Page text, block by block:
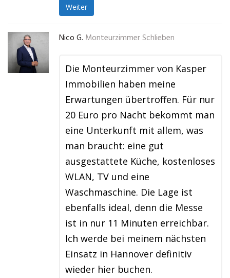
Weiter
Nico G. Monteurzimmer Schlieben
Die Monteurzimmer von Kasper
Immobilien haben meine
Erwartungen übertroffen. Für nur
20 Euro pro Nacht bekommt man
eine Unterkunft mit allem, was
man braucht: eine gut
ausgestattete Küche, kostenloses
WLAN, TV und eine
Waschmaschine. Die Lage ist
ebenfalls ideal, denn die Messe
ist in nur 11 Minuten erreichbar.
Ich werde bei meinem nächsten
Einsatz in Hannover definitiv
wieder hier buchen.